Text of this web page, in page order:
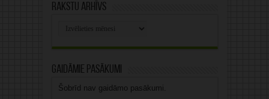
Rakstu arhīvs
Gaidāmie pasākumi
Šobrīd nav gaidāmo pasākumi.